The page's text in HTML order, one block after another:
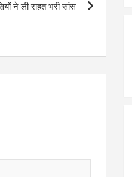
ने ली राहत भरी सांस